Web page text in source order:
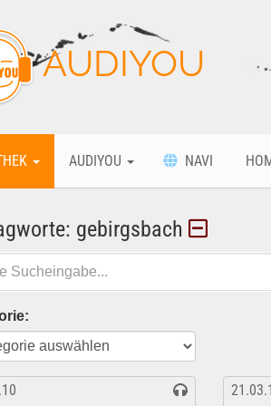
AUDIYOU
AUDIYOU NAVI
gebirgsbach